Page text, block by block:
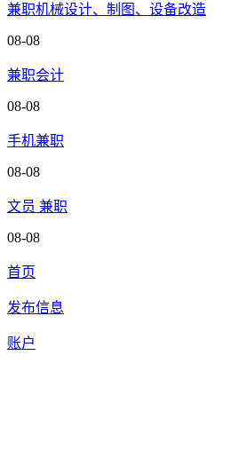
兼职机械设计、制图、设备改造
08-08
兼职会计
08-08
手机兼职
08-08
文员 兼职
08-08
首页
发布信息
账户